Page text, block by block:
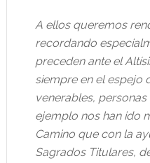
A ellos queremos
recordando
preceden ante el
siempre en el espejo
venerables,
ejemplo nos han ido
Camino que con la
Sagrados Titulares,